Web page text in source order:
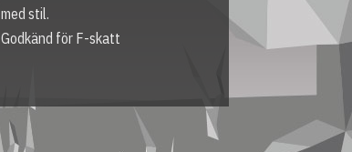
med stil.
Godkänd för F-skatt